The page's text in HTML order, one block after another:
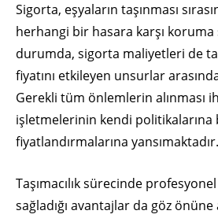
Sigorta, eşyaların taşınması
herhangi bir hasara karşı koruma
durumda, sigorta maliyetleri de
fiyatını etkileyen unsurlar
Gerekli tüm önlemlerin alınması
işletmelerinin kendi politikalarına
fiyatlandırmalarına yansımaktadır.
Taşımacılık sürecinde
sağladığı avantajlar da göz önüne